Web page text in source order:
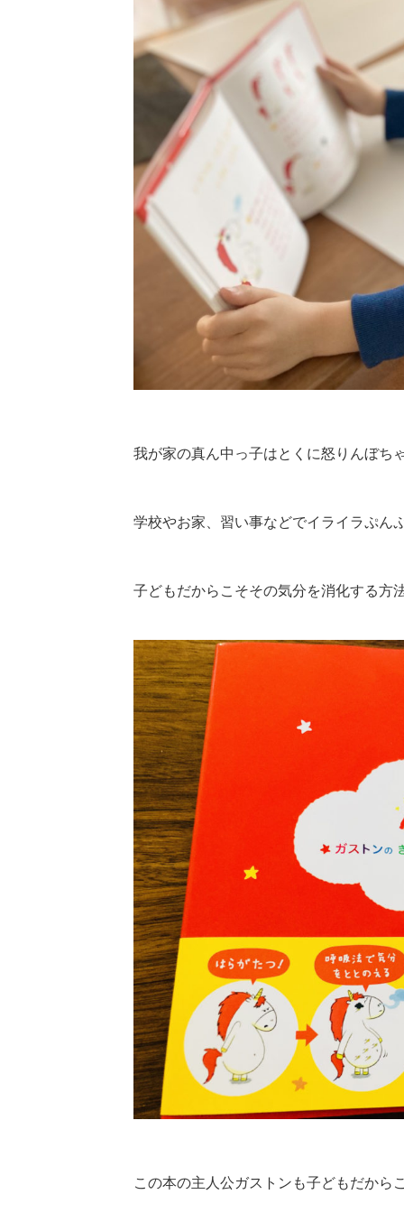
我が家の真ん中っ子はとくに怒りんぼち
学校やお家、習い事などでイライラぷん
子どもだからこそその気分を消化する方
この本の主人公ガストンも子どもだから